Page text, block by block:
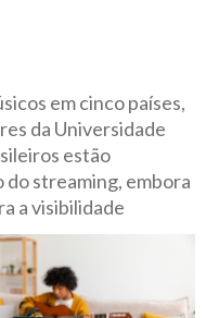
em cinco países,
da Universidade
estão
streaming, embora
a visibilidade